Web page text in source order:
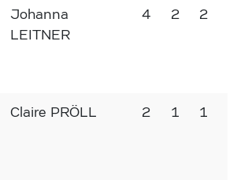
Johanna
LEITNER
4 2 2
Claire PRÖLL 2 1 1